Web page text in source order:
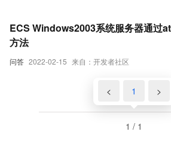
问答 2022-02-15 来自：开发者社区
ECS Windows2003系统服务器通过
方法
< 1 >
1 / 1